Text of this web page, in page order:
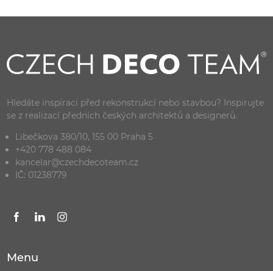
Hledáte inspiraci před rekonstrukcí nebo stavbou? Inspirujte
se z realizací předních českých architektů a designerů.
Libečkova 380/10, 155 00 Praha 5
+420 778 488 084
kancelar@czechdecoteam.cz
IČ: 01238779
Menu